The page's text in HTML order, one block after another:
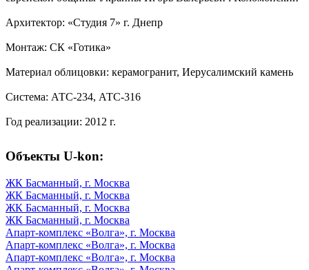
Архитектор: «Студия 7» г. Днепр
Монтаж: СК «Готика»
Материал облицовки: керамогранит, Иерусалимский камень
Система: АТС-234, АТС-316
Год реализации: 2012 г.
Объекты U-kon:
ЖК Басманный, г. Москва
ЖК Басманный, г. Москва
ЖК Басманный, г. Москва
ЖК Басманный, г. Москва
Апарт-комплекс «Волга», г. Москва
Апарт-комплекс «Волга», г. Москва
Апарт-комплекс «Волга», г. Москва